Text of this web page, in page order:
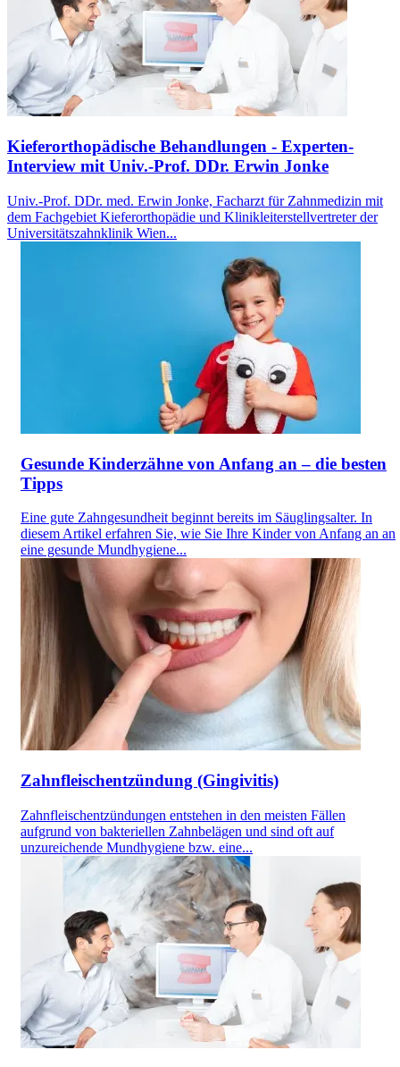
Kieferorthopädische Behandlungen - Experten-
Interview mit Univ.-Prof. DDr. Erwin Jonke
Univ.-Prof. DDr. med. Erwin Jonke, Facharzt für Zahnmedizin mit
dem Fachgebiet Kieferorthopädie und Klinikleiterstellvertreter der
Universitätszahnklinik Wien...
Gesunde Kinderzähne von Anfang an – die besten
Tipps
Eine gute Zahngesundheit beginnt bereits im Säuglingsalter. In
diesem Artikel erfahren Sie, wie Sie Ihre Kinder von Anfang an an
eine gesunde Mundhygiene...
Zahnfleischentzündung (Gingivitis)
Zahnfleischentzündungen entstehen in den meisten Fällen
aufgrund von bakteriellen Zahnbelägen und sind oft auf
unzureichende Mundhygiene bzw. eine...